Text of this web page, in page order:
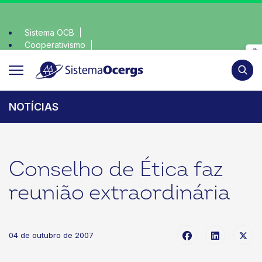
Sistema OCB
Cooperativismo
NOTÍCIAS
Conselho de Ética faz
reunião extraordinária
04 de outubro de 2007